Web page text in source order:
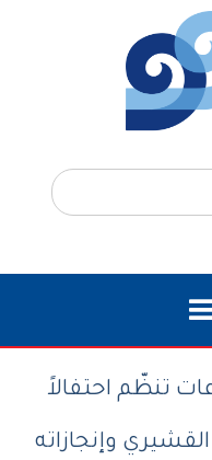
تنظّم احتفالاً
وإنجازاته